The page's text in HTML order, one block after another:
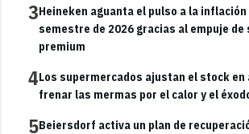
3Heineken aguanta el pulso a la
semestre de 2026 gracias al empuje de
premium
4Los supermercados ajustan el stock en
frenar las mermas por el calor y el
5Beiersdorf activa un plan de